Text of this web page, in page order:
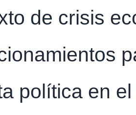
de crisis
política en